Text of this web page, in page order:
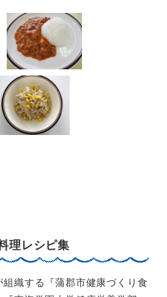
理レシピ集
織する『蒲郡市健康づくり食